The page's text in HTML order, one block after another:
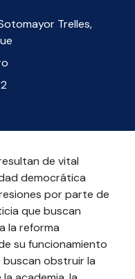
Trelles,
de vital
democrática
por parte de
que buscan
la reforma
su funcionamiento
buscan obstruir la